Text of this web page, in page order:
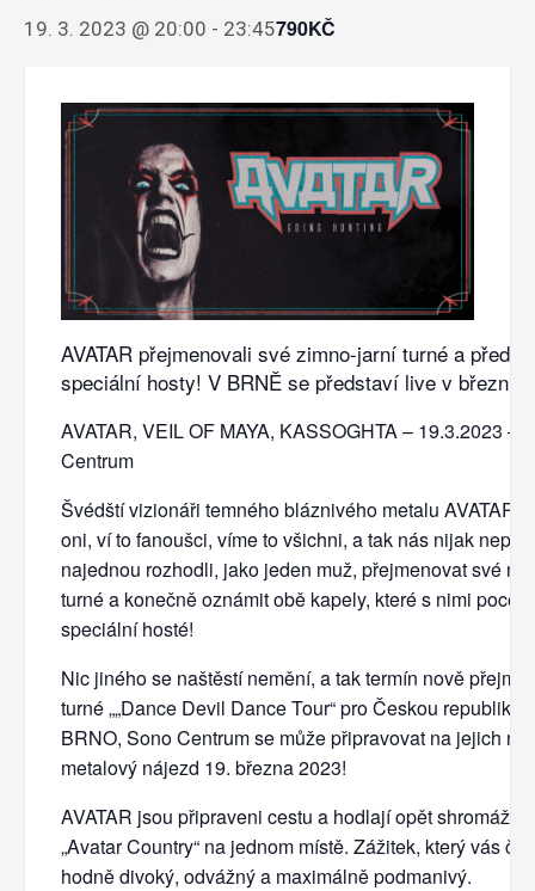
19. 3. 2023 @ 20:00 - 23:45790KČ
AVATAR přejmenovali své zimno-jarní turné a
speciální hosty! V BRNĚ se představí live v březnu
AVATAR, VEIL OF MAYA, KASSOGHTA – 19.3.2023 –
Centrum
Švédští vizionáři temného bláznivého metalu AVATAR
oni, ví to fanoušci, víme to všichni, a tak nás nijak
najednou rozhodli, jako jeden muž, přejmenovat své
turné a konečně oznámit obě kapely, které s nimi
speciální hosté!
Nic jiného se naštěstí nemění, a tak termín nově
turné „„Dance Devil Dance Tour“ pro Českou republiku
BRNO, Sono Centrum se může připravovat na jejich
metalový nájezd 19. března 2023!
AVATAR jsou připraveni cestu a hodlají opět
„Avatar Country“ na jednom místě. Zážitek, který vás
hodně divoký, odvážný a maximálně podmanivý.